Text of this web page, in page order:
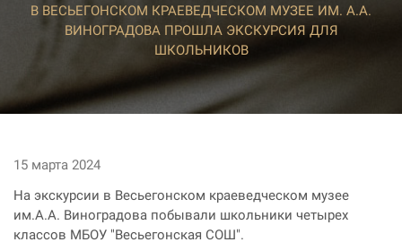
В ВЕСЬЕГОНСКОМ КРАЕВЕДЧЕСКОМ МУЗЕЕ ИМ. А.А.
ВИНОГРАДОВА ПРОШЛА ЭКСКУРСИЯ ДЛЯ
ШКОЛЬНИКОВ
15 марта 2024
На экскурсии в Весьегонском краеведческом музее
им.А.А. Виноградова побывали школьники четырех
классов МБОУ "Весьегонская СОШ".